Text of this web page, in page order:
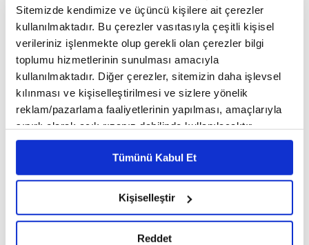
Sitemizde kendimize ve üçüncü kişilere ait çerezler
kullanılmaktadır. Bu çerezler vasıtasıyla çeşitli kişisel
verileriniz işlenmekte olup gerekli olan çerezler bilgi
toplumu hizmetlerinin sunulması amacıyla
kullanılmaktadır. Diğer çerezler, sitemizin daha işlevsel
kılınması ve kişiselleştirilmesi ve sizlere yönelik
reklam/pazarlama faaliyetlerinin yapılması, amaçlarıyla
sınırlı olarak açık rızanız dahilinde kullanılacaktır.
Çerezlere ilişkin tercihlerinizi çerez paneli vasıtasıyla
belirleyebilirsiniz. Çerezlere ilişkin detaylı bilgi için
Ayarlar butonuna tıklayabilir,Çerez Bilgilendirme
Metnimizi ziyaret edebilirsiniz.
hazırlanmış olan İnternet Sitesi Aydınlatma Metnimizi
okumak ve sitemizi ziyaretiniz kapsamında
Tümünü Kabul Et
Kişiselleştir
Reddet
"TÜRK JEOLOGLARLA ANTARKTİKA'DA BİRLİKTE
ÇALIŞABİLİRİZ"
İstanbul Teknik Üniversitesi (İTÜ) Kutup
Araştırmaları Uyg-Ar Merkezi (PolReC)
koordinesinde yapılan sefere katılan
araştırmacılardan Bulgaristan Ulusal Kutup
Araştırmaları Merkezi Bilim ve Eğitim Projeleri
Koordinatörü Jeolog Stefan Velev, Antarktika'ya
4'üncü gelişi olduğunu söyledi.
Volkanik kayalar üzerine uzmanlaştığını ifade eden
Velev, Horseshoe Adası'nın magmatik kayalardan